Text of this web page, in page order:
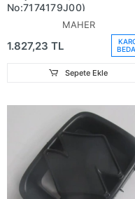
No:7174179J00)
MAHER
1.827,23 TL
Sepete Ekle